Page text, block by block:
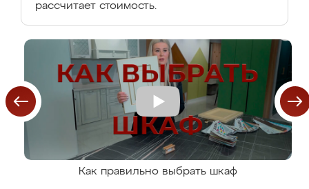
рассчитает стоимость.
Как правильно выбрать шкаф